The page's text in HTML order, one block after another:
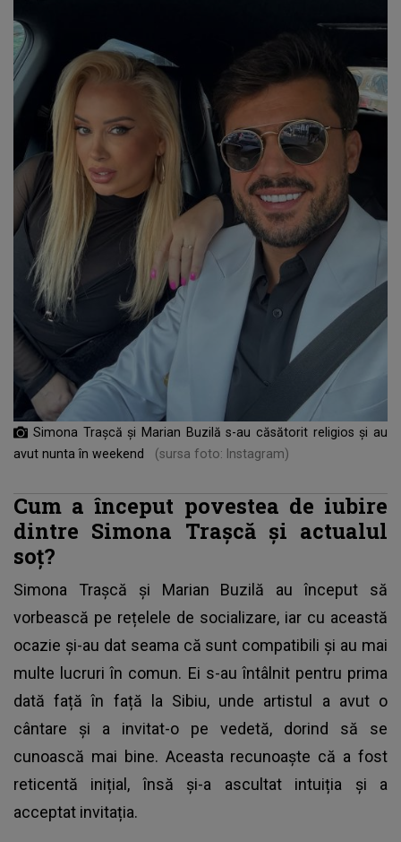
Simona Trașcă și Marian Buzilă s-au căsătorit religios și au
avut nunta în weekend
(sursa foto: Instagram)
Cum a început povestea de iubire
dintre Simona Trașcă și actualul
soț?
Simona Trașcă și Marian Buzilă au început să
vorbească pe rețelele de socializare, iar cu această
ocazie și-au dat seama că sunt compatibili și au mai
multe lucruri în comun. Ei s-au întâlnit pentru prima
dată față în față la Sibiu, unde artistul a avut o
cântare și a invitat-o pe vedetă, dorind să se
cunoască mai bine. Aceasta recunoaște că a fost
reticentă inițial, însă și-a ascultat intuiția și a
acceptat invitația.